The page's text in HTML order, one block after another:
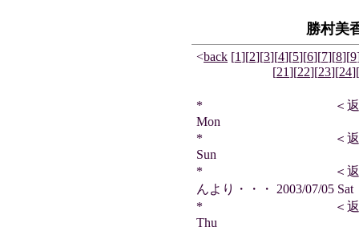
勝村美
<back [1][2][3][4][5][6][7][8][9
[21][22][23][24][
* ＜返信＞ カク
Mon
* ＜返信＞ 雷神王
Sun
* ＜返信＞ ブラ
んより・・・ 2003/07/05 Sat
* ＜返信＞ ヒイロ
Thu